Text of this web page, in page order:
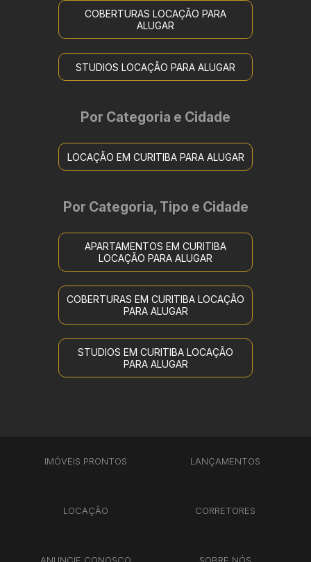
COBERTURAS LOCAÇÃO PARA
ALUGAR
STUDIOS LOCAÇÃO PARA ALUGAR
Por Categoria e Cidade
LOCAÇÃO EM CURITIBA PARA ALUGAR
Por Categoria, Tipo e Cidade
APARTAMENTOS EM CURITIBA
LOCAÇÃO PARA ALUGAR
COBERTURAS EM CURITIBA LOCAÇÃO
PARA ALUGAR
STUDIOS EM CURITIBA LOCAÇÃO
PARA ALUGAR
IMÓVEIS PRONTOS LANÇAMENTOS
LOCAÇÃO CORRETORES